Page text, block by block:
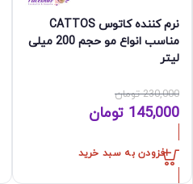
نرم کننده کاتوس CATTOS
مناسب انواع مو حجم 200 میلی
لیتر
230,000 تومان
قیمت
230,000 تومان
بود.
145,000 تومان
145,000 تومان.افزودن به سبد خرید